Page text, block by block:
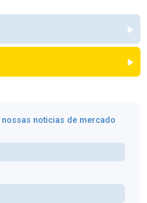
noticias de mercado